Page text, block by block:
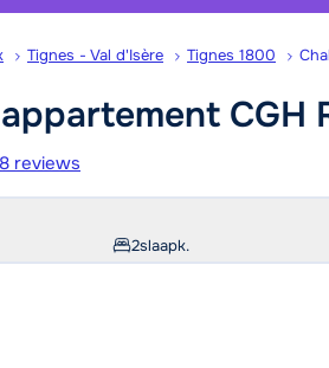
Tignes - Val d'Isère Tignes 1800
CGH
reviews
2slaapk.